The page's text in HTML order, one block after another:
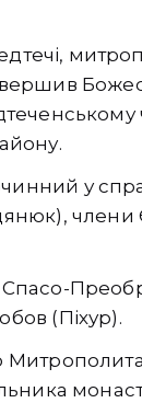
у
члени
Спасо-
(Піхур).